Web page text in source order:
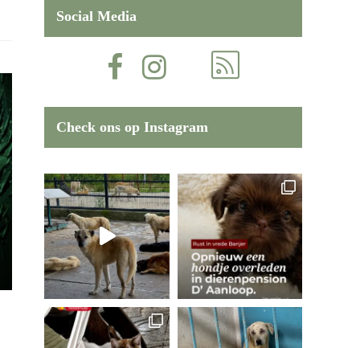
Social Media
Check ons op Instagram